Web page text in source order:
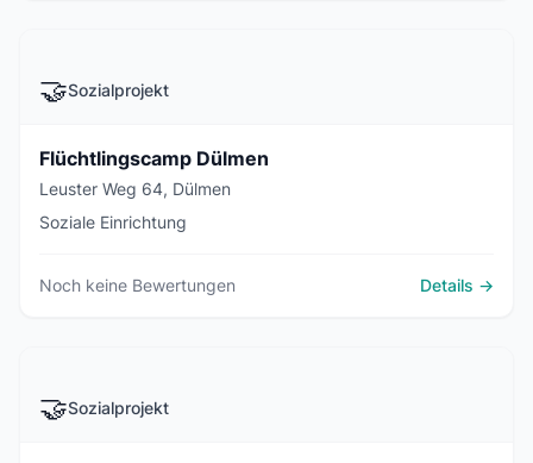
🤝Sozialprojekt
Flüchtlingscamp Dülmen
Leuster Weg 64, Dülmen
Soziale Einrichtung
Noch keine Bewertungen Details →
🤝Sozialprojekt